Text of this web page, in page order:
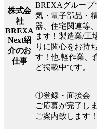
株式会
社
BREXA
Next紹
介のお
仕事
BREXAグループ
気・電子部品・
器、住宅関連等
ます！製造業/工
りに関心をお持
す！他.軽作業、
ど掲載中です。
①登録・面接会
ご応募が完了し
ご案内致します！